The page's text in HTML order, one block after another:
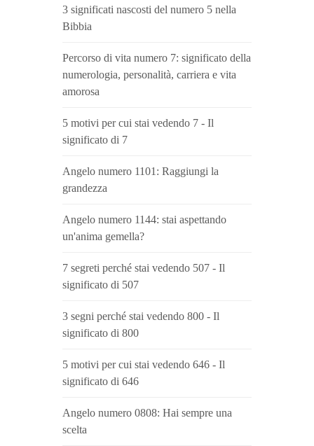
3 significati nascosti del numero 5 nella
Bibbia
Percorso di vita numero 7: significato della
numerologia, personalità, carriera e vita
amorosa
5 motivi per cui stai vedendo 7 - Il
significato di 7
Angelo numero 1101: Raggiungi la
grandezza
Angelo numero 1144: stai aspettando
un'anima gemella?
7 segreti perché stai vedendo 507 - Il
significato di 507
3 segni perché stai vedendo 800 - Il
significato di 800
5 motivi per cui stai vedendo 646 - Il
significato di 646
Angelo numero 0808: Hai sempre una
scelta